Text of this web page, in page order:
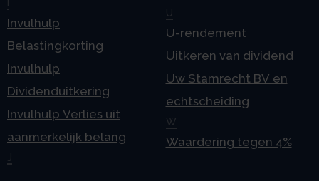
Invulhulp
Belastingkorting
Invulhulp
Dividenduitkering
Invulhulp Verlies uit
aanmerkelijk belang
U
U-rendement
Uitkeren van dividend
Uw Stamrecht BV en
echtscheiding
W
Waardering tegen 4%